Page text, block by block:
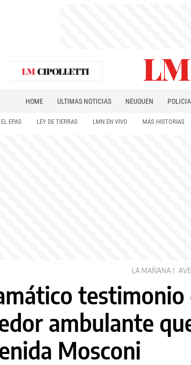
HOME ÚLTIMAS NOTICIAS NEUQUÉN
EPAS LEY DE TIERRAS LMN EN VIVO MÁS HISTORIAS
LA MAÑANA
testimonio
ambulante
Mosconi